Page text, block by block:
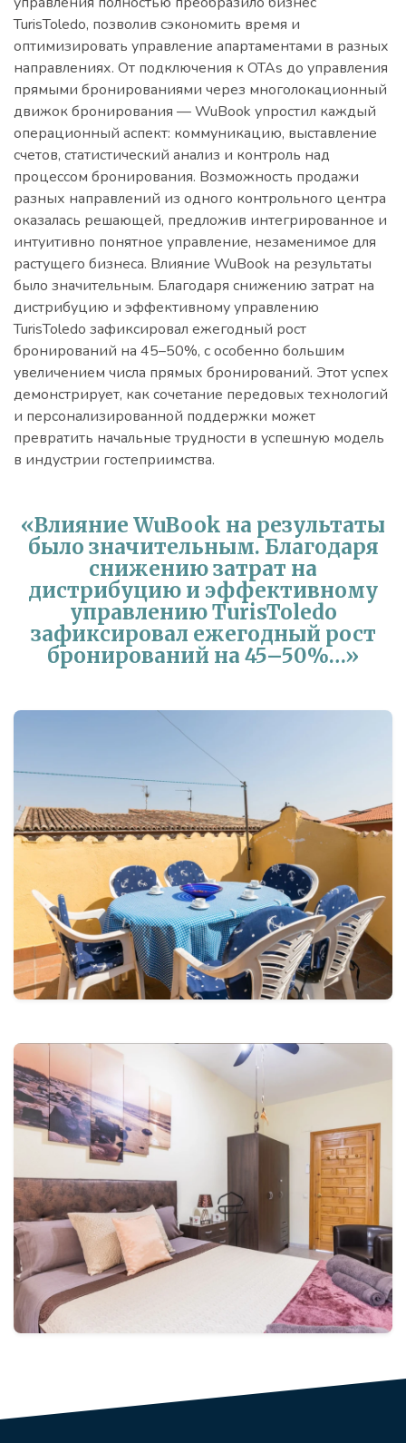
TurisToledo, позволив сэкономить время и
оптимизировать управление апартаментами в разных
направлениях. От подключения к OTAs до управления
прямыми бронированиями через многолокационный
движок бронирования — WuBook упростил каждый
операционный аспект: коммуникацию, выставление
счетов, статистический анализ и контроль над
процессом бронирования. Возможность продажи
разных направлений из одного контрольного центра
оказалась решающей, предложив интегрированное и
интуитивно понятное управление, незаменимое для
растущего бизнеса. Влияние WuBook на результаты
было значительным. Благодаря снижению затрат на
дистрибуцию и эффективному управлению
TurisToledo зафиксировал ежегодный рост
бронирований на 45–50%, с особенно большим
увеличением числа прямых бронирований. Этот успех
демонстрирует, как сочетание передовых технологий
и персонализированной поддержки может
превратить начальные трудности в успешную модель
в индустрии гостеприимства.
«Влияние WuBook на результаты
было значительным. Благодаря
снижению затрат на
дистрибуцию и эффективному
управлению TurisToledo
зафиксировал ежегодный рост
бронирований на 45–50%…»